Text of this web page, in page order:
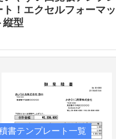
ト！エクセルフォーマッ
縦型
書テンプレート一覧